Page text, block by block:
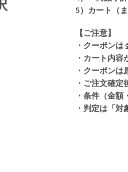
5）カート（
【ご注意】
・クーポンは
・カート内容
・クーポンは
・ご注文確定
・条件（金
・判定は「